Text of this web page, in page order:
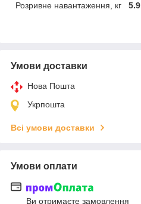
Розривне навантаження, кг
5.9
Умови доставки
Нова Пошта
Укрпошта
Всі умови доставки
Умови оплати
Ви отримаєте замовлення